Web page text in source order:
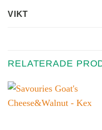
VIKT
RELATERADE